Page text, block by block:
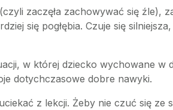
zaczęła zachowywać się
się pogłębia. Czuje się
w której dziecko wychowane
dotychczasowe dobre nawyki.
z lekcji. Żeby nie czuć się ze